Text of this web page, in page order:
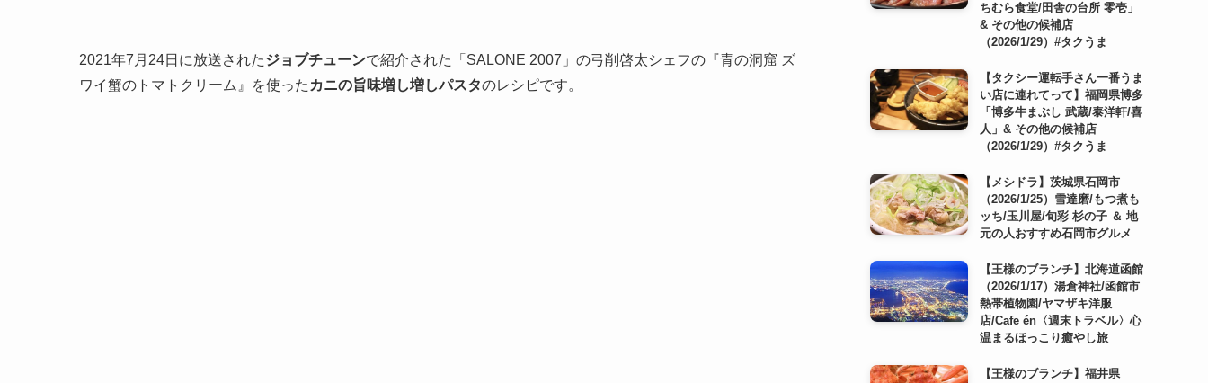
2021年7月24日に放送されたジョブチューンで紹介された「SALONE 2007」の弓削啓太シェフの『青の洞窟 ズ
ワイ蟹のトマトクリーム』を使った カニの旨味増し増しパスタのレシピです。
ちむら食堂/田舎の台所 零壱」
& その他の候補店
（2026/1/29）#タクうま
【タクシー運転手さん一番うま
い店に連れてって】福岡県博多
「博多牛まぶし 武蔵/泰洋軒/喜
人」& その他の候補店
（2026/1/29）#タクうま
【メシドラ】茨城県石岡市
（2026/1/25）雪達磨/もつ煮も
ッち/玉川屋/旬彩 杉の子 ＆ 地
元の人おすすめ石岡市グルメ
【王様のブランチ】北海道函館
（2026/1/17）湯倉神社/函館市
熱帯植物園/ヤマザキ洋服
店/Cafe én〈週末トラベル〉心
温まるほっこり癒やし旅
【王様のブランチ】福井県